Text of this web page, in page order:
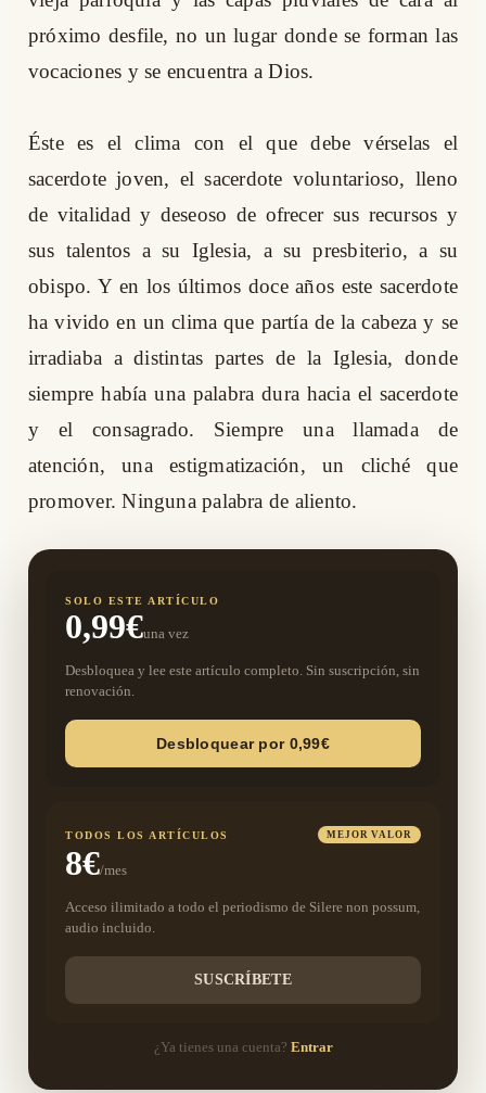
próximo desfile, no un lugar donde se forman las
vocaciones y se encuentra a Dios.
Éste es el clima con el que debe vérselas el
sacerdote joven, el sacerdote voluntarioso, lleno
de vitalidad y deseoso de ofrecer sus recursos y
sus talentos a su Iglesia, a su presbiterio, a su
obispo. Y en los últimos doce años este sacerdote
ha vivido en un clima que partía de la cabeza y se
irradiaba a distintas partes de la Iglesia, donde
siempre había una palabra dura hacia el sacerdote
y el consagrado. Siempre una llamada de
atención, una estigmatización, un cliché que
promover. Ninguna palabra de aliento.
SOLO ESTE ARTÍCULO
0,99€una vez
Desbloquea y lee este artículo completo. Sin suscripción, sin
renovación.
Desbloquear por 0,99€
TODOS LOS ARTÍCULOS MEJOR VALOR
8€/mes
Acceso ilimitado a todo el periodismo de Silere non possum,
audio incluido.
SUSCRÍBETE
¿Ya tienes una cuenta? Entrar